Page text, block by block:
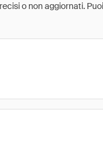
o non aggiornati.